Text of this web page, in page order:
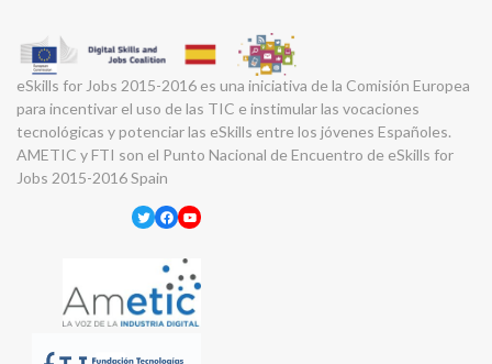
eSkills for Jobs 2015-2016 es una iniciativa de la Comisión Europea
para incentivar el uso de las TIC e instimular las vocaciones
tecnológicas y potenciar las eSkills entre los jóvenes Españoles.
AMETIC y FTI son el Punto Nacional de Encuentro de eSkills for
Jobs 2015-2016 Spain
Twitter
Facebook
YouTube